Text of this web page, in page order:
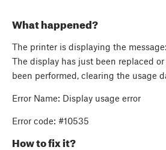
What happened?
The printer is displaying the message:
The display has just been replaced
been performed, clearing the usage
Error Name: Display usage error
Error code: #10535
How to fix it?